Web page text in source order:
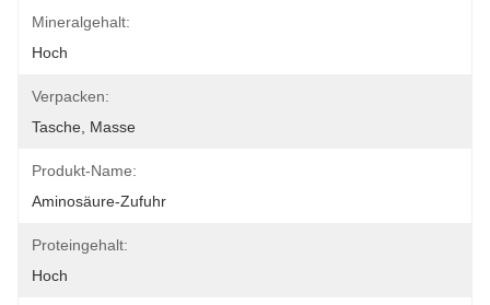
Mineralgehalt:
Hoch
Verpacken:
Tasche, Masse
Produkt-Name:
Aminosäure-Zufuhr
Proteingehalt:
Hoch